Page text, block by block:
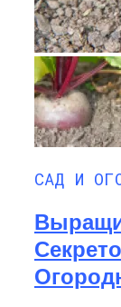
САД И